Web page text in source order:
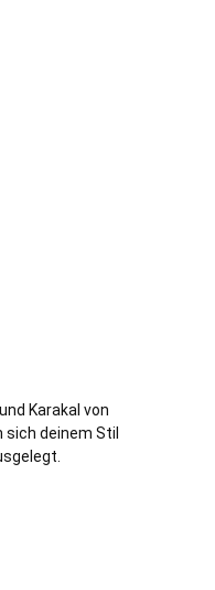
Karakal von
sich deinem Stil